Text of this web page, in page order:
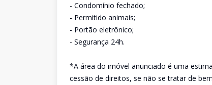
- Condomínio fechado;
- Permitido animais;
- Portão eletrônico;
- Segurança 24h.
*A área do imóvel anunciado é uma
cessão de direitos, se não se tratar de